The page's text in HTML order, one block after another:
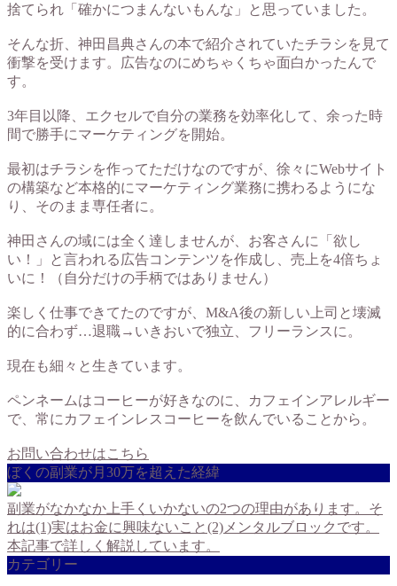
捨てられ「確かにつまんないもんな」と思っていました。
そんな折、神田昌典さんの本で紹介されていたチラシを見て
衝撃を受けます。広告なのにめちゃくちゃ面白かったんで
す。
3年目以降、エクセルで自分の業務を効率化して、余った時
間で勝手にマーケティングを開始。
最初はチラシを作ってただけなのですが、徐々にWebサイト
の構築など本格的にマーケティング業務に携わるようにな
り、そのまま専任者に。
神田さんの域には全く達しませんが、お客さんに「欲し
い！」と言われる広告コンテンツを作成し、売上を4倍ちょ
いに！（自分だけの手柄ではありません）
楽しく仕事できてたのですが、M&A後の新しい上司と壊滅
的に合わず…退職→いきおいで独立、フリーランスに。
現在も細々と生きています。
ペンネームはコーヒーが好きなのに、カフェインアレルギー
で、常にカフェインレスコーヒーを飲んでいることから。
お問い合わせはこちら
ぼくの副業が月30万を超えた経緯
副業がなかなか上手くいかないの2つの理由があります。そ
れは(1)実はお金に興味ないこと(2)メンタルブロックです。
本記事で詳しく解説しています。
カテゴリー